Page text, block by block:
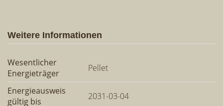
Weitere Informationen
Wesentlicher
Energieträger
Pellet
Energieausweis
gültig bis
2031-03-04